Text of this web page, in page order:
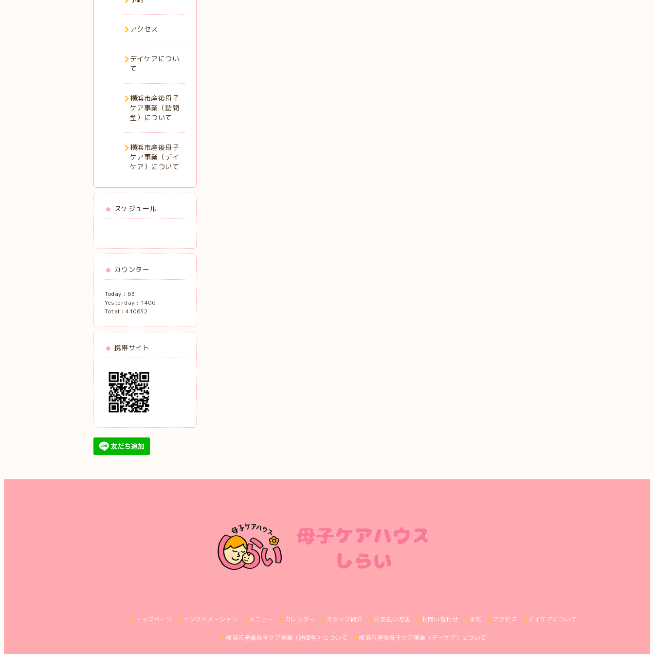
アクセス
デイケアについ
て
横浜市産後母子
ケア事業（訪問
型）について
横浜市産後母子
ケア事業（デイ
ケア）について
スケジュール
カウンター
Today : 63
Yesterday : 1406
Total : 410632
携帯サイト
トップページ インフォメーション メニュー カレンダー スタッフ紹介 お支払い方法 お問い合わせ 予約 アクセス デイケアについて
横浜市産後母子ケア事業（訪問型）について 横浜市産後母子ケア事業（デイケア）について